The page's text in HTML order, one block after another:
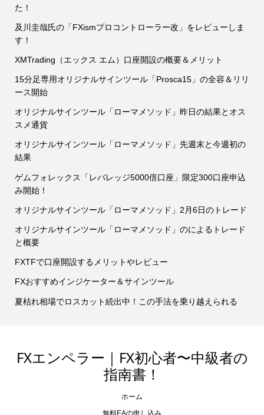
た！
及川圭哉氏の「FXismプロコントローラー改」をレビューしま
す！
XMTrading（エックス エム）口座開設の概要＆メリット
15分足専用オリジナルサインツール「Prosca15」の全容＆リリ
ース開始
オリジナルサインツール「ローマメソッド」昨日の結果とオス
スメ通貨
オリジナルサインツール「ローマメソッド」先週末と今週初の
結果
ゲムフォレックス「レバレッジ5000倍口座」限定300口座申込
み開始！
オリジナルサインツール「ローマメソッド」2月6日のトレード
オリジナルサインツール「ローマメソッド」のによるトレード
と概要
FXTFで口座開設するメリットやレビュー
FXおすすめインジケーター＆サインツール
夏枯れ相場でロスカット続出中！この手法を乗り越えられる
FXエンペラー｜FX初心者〜中級者の
指南書！
ホーム
無料EAの申し込み